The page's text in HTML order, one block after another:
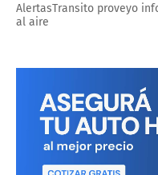
AlertasTransito proveyo
al aire